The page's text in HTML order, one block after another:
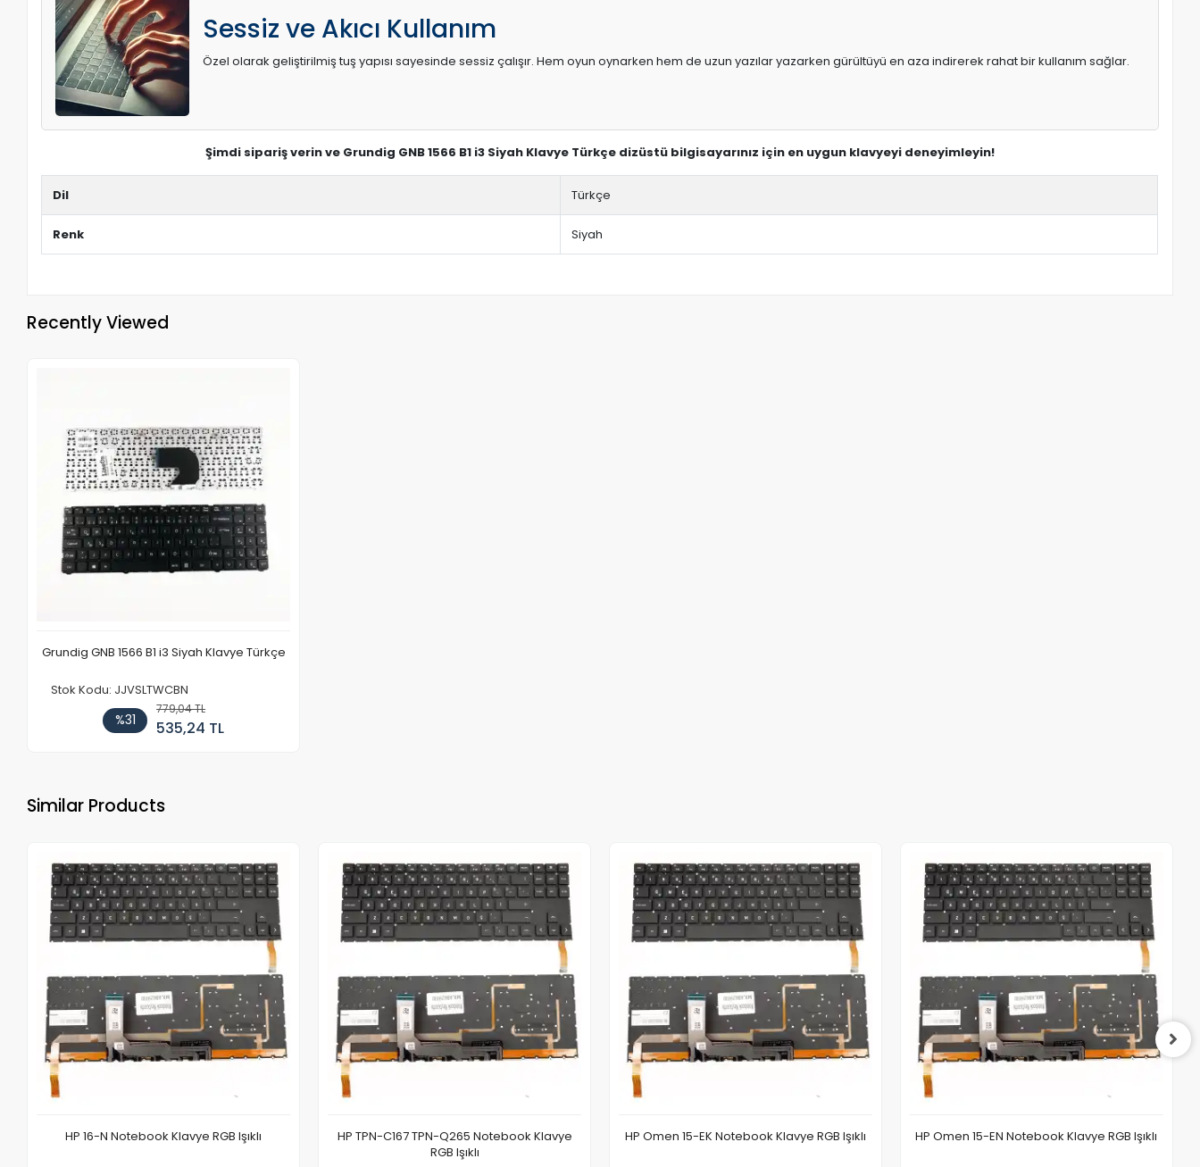
Sessiz ve Akıcı Kullanım
Özel olarak geliştirilmiş tuş yapısı sayesinde sessiz çalışır. Hem oyun oynarken hem de uzun yazılar yazarken gürültüyü en aza indirerek rahat bir kullanım sağlar.
Şimdi sipariş verin ve Grundig GNB 1566 B1 i3 Siyah Klavye Türkçe dizüstü bilgisayarınız için en uygun klavyeyi deneyimleyin!
Dil Türkçe
Renk Siyah
Recently Viewed
Grundig GNB 1566 B1 i3 Siyah Klavye Türkçe
Stok Kodu: JJVSLTWCBN
%31
779,04 TL
535,24 TL
Similar Products
HP 16-N Notebook Klavye RGB Işıklı
HP TPN-C167 TPN-Q265 Notebook Klavye
RGB Işıklı
HP Omen 15-EK Notebook Klavye RGB Işıklı HP Omen 15-EN Notebook Klavye RGB Işıklı